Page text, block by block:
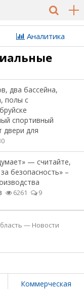
Аналитика
два бассейна,
полы с
спортивный
двери для
— считайте,
безопасность» –
6261 9
— Новости
Коммерческая